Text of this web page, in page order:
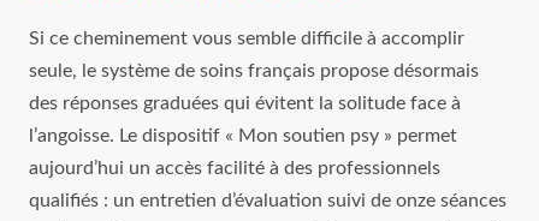
Si ce cheminement vous semble difficile à accomplir
seule, le système de soins français propose désormais
des réponses graduées qui évitent la solitude face à
l’angoisse. Le dispositif « Mon soutien psy » permet
aujourd’hui un accès facilité à des professionnels
qualifiés : un entretien d’évaluation suivi de onze séances